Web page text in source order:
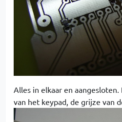
Alles in elkaar en
van het keypad, de grijze van